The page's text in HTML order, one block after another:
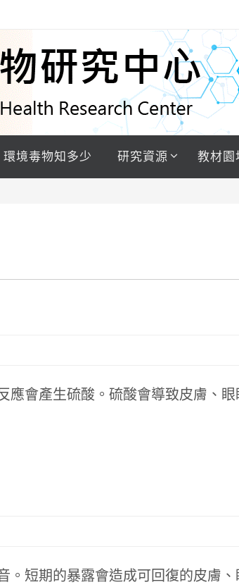
環境毒物知多少 研究資源 教材園
會產生硫酸。硫酸會導致皮膚、
。短期的暴露會造成可回復的皮膚